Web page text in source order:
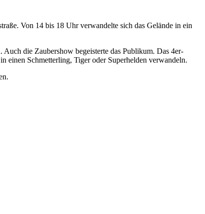
Von 14 bis 18 Uhr verwandelte sich das Gelände in ein
die Zaubershow begeisterte das Publikum. Das 4er-
einen Schmetterling, Tiger oder Superhelden verwandeln.